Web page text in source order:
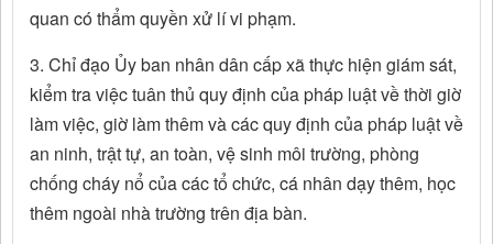
quan có thẩm quyền xử lí vi phạm.
3. Chỉ đạo Ủy ban nhân dân cấp xã thực hiện giám sát,
kiểm tra việc tuân thủ quy định của pháp luật về thời giờ
làm việc, giờ làm thêm và các quy định của pháp luật về
an ninh, trật tự, an toàn, vệ sinh môi trường, phòng
chống cháy nổ của các tổ chức, cá nhân dạy thêm, học
thêm ngoài nhà trường trên địa bàn.